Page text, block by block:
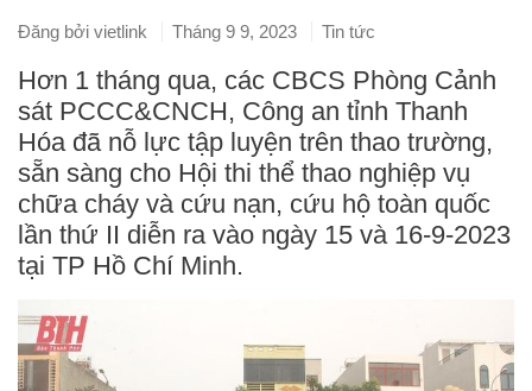
Đăng bởi vietlink Tháng 9 9, 2023 Tin tức
Hơn 1 tháng qua, các CBCS Phòng Cảnh
sát PCCC&CNCH, Công an tỉnh Thanh
Hóa đã nỗ lực tập luyện trên thao trường,
sẵn sàng cho Hội thi thể thao nghiệp vụ
chữa cháy và cứu nạn, cứu hộ toàn quốc
lần thứ II diễn ra vào ngày 15 và 16-9-2023
tại TP Hồ Chí Minh.